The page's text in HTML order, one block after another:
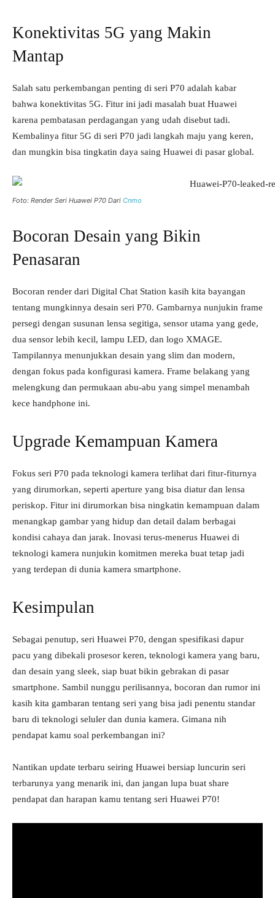
Konektivitas 5G yang Makin
Mantap
Salah satu perkembangan penting di seri P70 adalah kabar
bahwa konektivitas 5G. Fitur ini jadi masalah buat Huawei
karena pembatasan perdagangan yang udah disebut tadi.
Kembalinya fitur 5G di seri P70 jadi langkah maju yang keren,
dan mungkin bisa tingkatin daya saing Huawei di pasar global.
Foto: Render Seri Huawei P70 Dari Cnmo
Bocoran Desain yang Bikin
Penasaran
Bocoran render dari Digital Chat Station kasih kita bayangan
tentang mungkinnya desain seri P70. Gambarnya nunjukin frame
persegi dengan susunan lensa segitiga, sensor utama yang gede,
dua sensor lebih kecil, lampu LED, dan logo XMAGE.
Tampilannya menunjukkan desain yang slim dan modern,
dengan fokus pada konfigurasi kamera. Frame belakang yang
melengkung dan permukaan abu-abu yang simpel menambah
kece handphone ini.
Upgrade Kemampuan Kamera
Fokus seri P70 pada teknologi kamera terlihat dari fitur-fiturnya
yang dirumorkan, seperti aperture yang bisa diatur dan lensa
periskop. Fitur ini dirumorkan bisa ningkatin kemampuan dalam
menangkap gambar yang hidup dan detail dalam berbagai
kondisi cahaya dan jarak. Inovasi terus-menerus Huawei di
teknologi kamera nunjukin komitmen mereka buat tetap jadi
yang terdepan di dunia kamera smartphone.
Kesimpulan
Sebagai penutup, seri Huawei P70, dengan spesifikasi dapur
pacu yang dibekali prosesor keren, teknologi kamera yang baru,
dan desain yang sleek, siap buat bikin gebrakan di pasar
smartphone. Sambil nunggu perilisannya, bocoran dan rumor ini
kasih kita gambaran tentang seri yang bisa jadi penentu standar
baru di teknologi seluler dan dunia kamera. Gimana nih
pendapat kamu soal perkembangan ini?
Nantikan update terbaru seiring Huawei bersiap luncurin seri
terbarunya yang menarik ini, dan jangan lupa buat share
pendapat dan harapan kamu tentang seri Huawei P70!